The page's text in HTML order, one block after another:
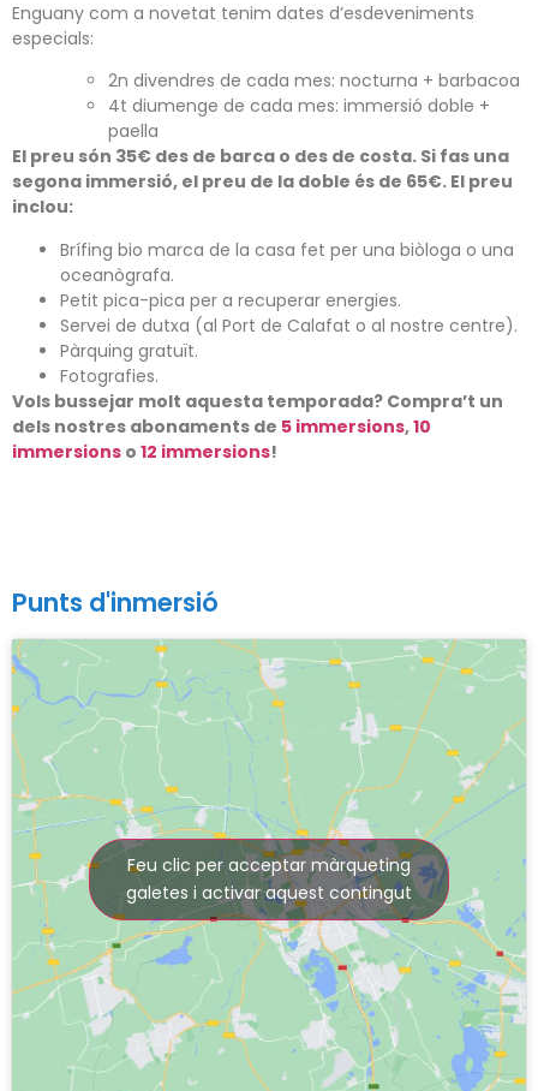
Enguany com a novetat tenim dates d’esdeveniments
especials:
2n divendres de cada mes: nocturna + barbacoa
4t diumenge de cada mes: immersió doble +
paella
El preu són 35€ des de barca o des de costa. Si fas una
segona immersió, el preu de la doble és de 65€. El preu
inclou:
Brífing bio marca de la casa fet per una biòloga o una
oceanògrafa.
Petit pica-pica per a recuperar energies.
Servei de dutxa (al Port de Calafat o al nostre centre).
Pàrquing gratuït.
Fotografies.
Vols bussejar molt aquesta temporada? Compra’t un
dels nostres abonaments de 5 immersions,10
immersions o 12 immersions!
Punts d'inmersió
Feu clic per acceptar màrqueting
galetes i activar aquest contingut